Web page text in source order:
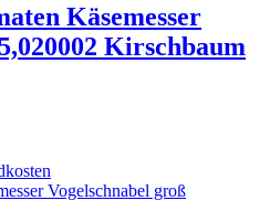
Käsemesser
Kirschbaum